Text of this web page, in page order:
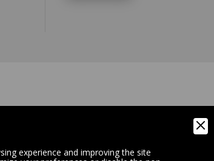
experience and improving the site